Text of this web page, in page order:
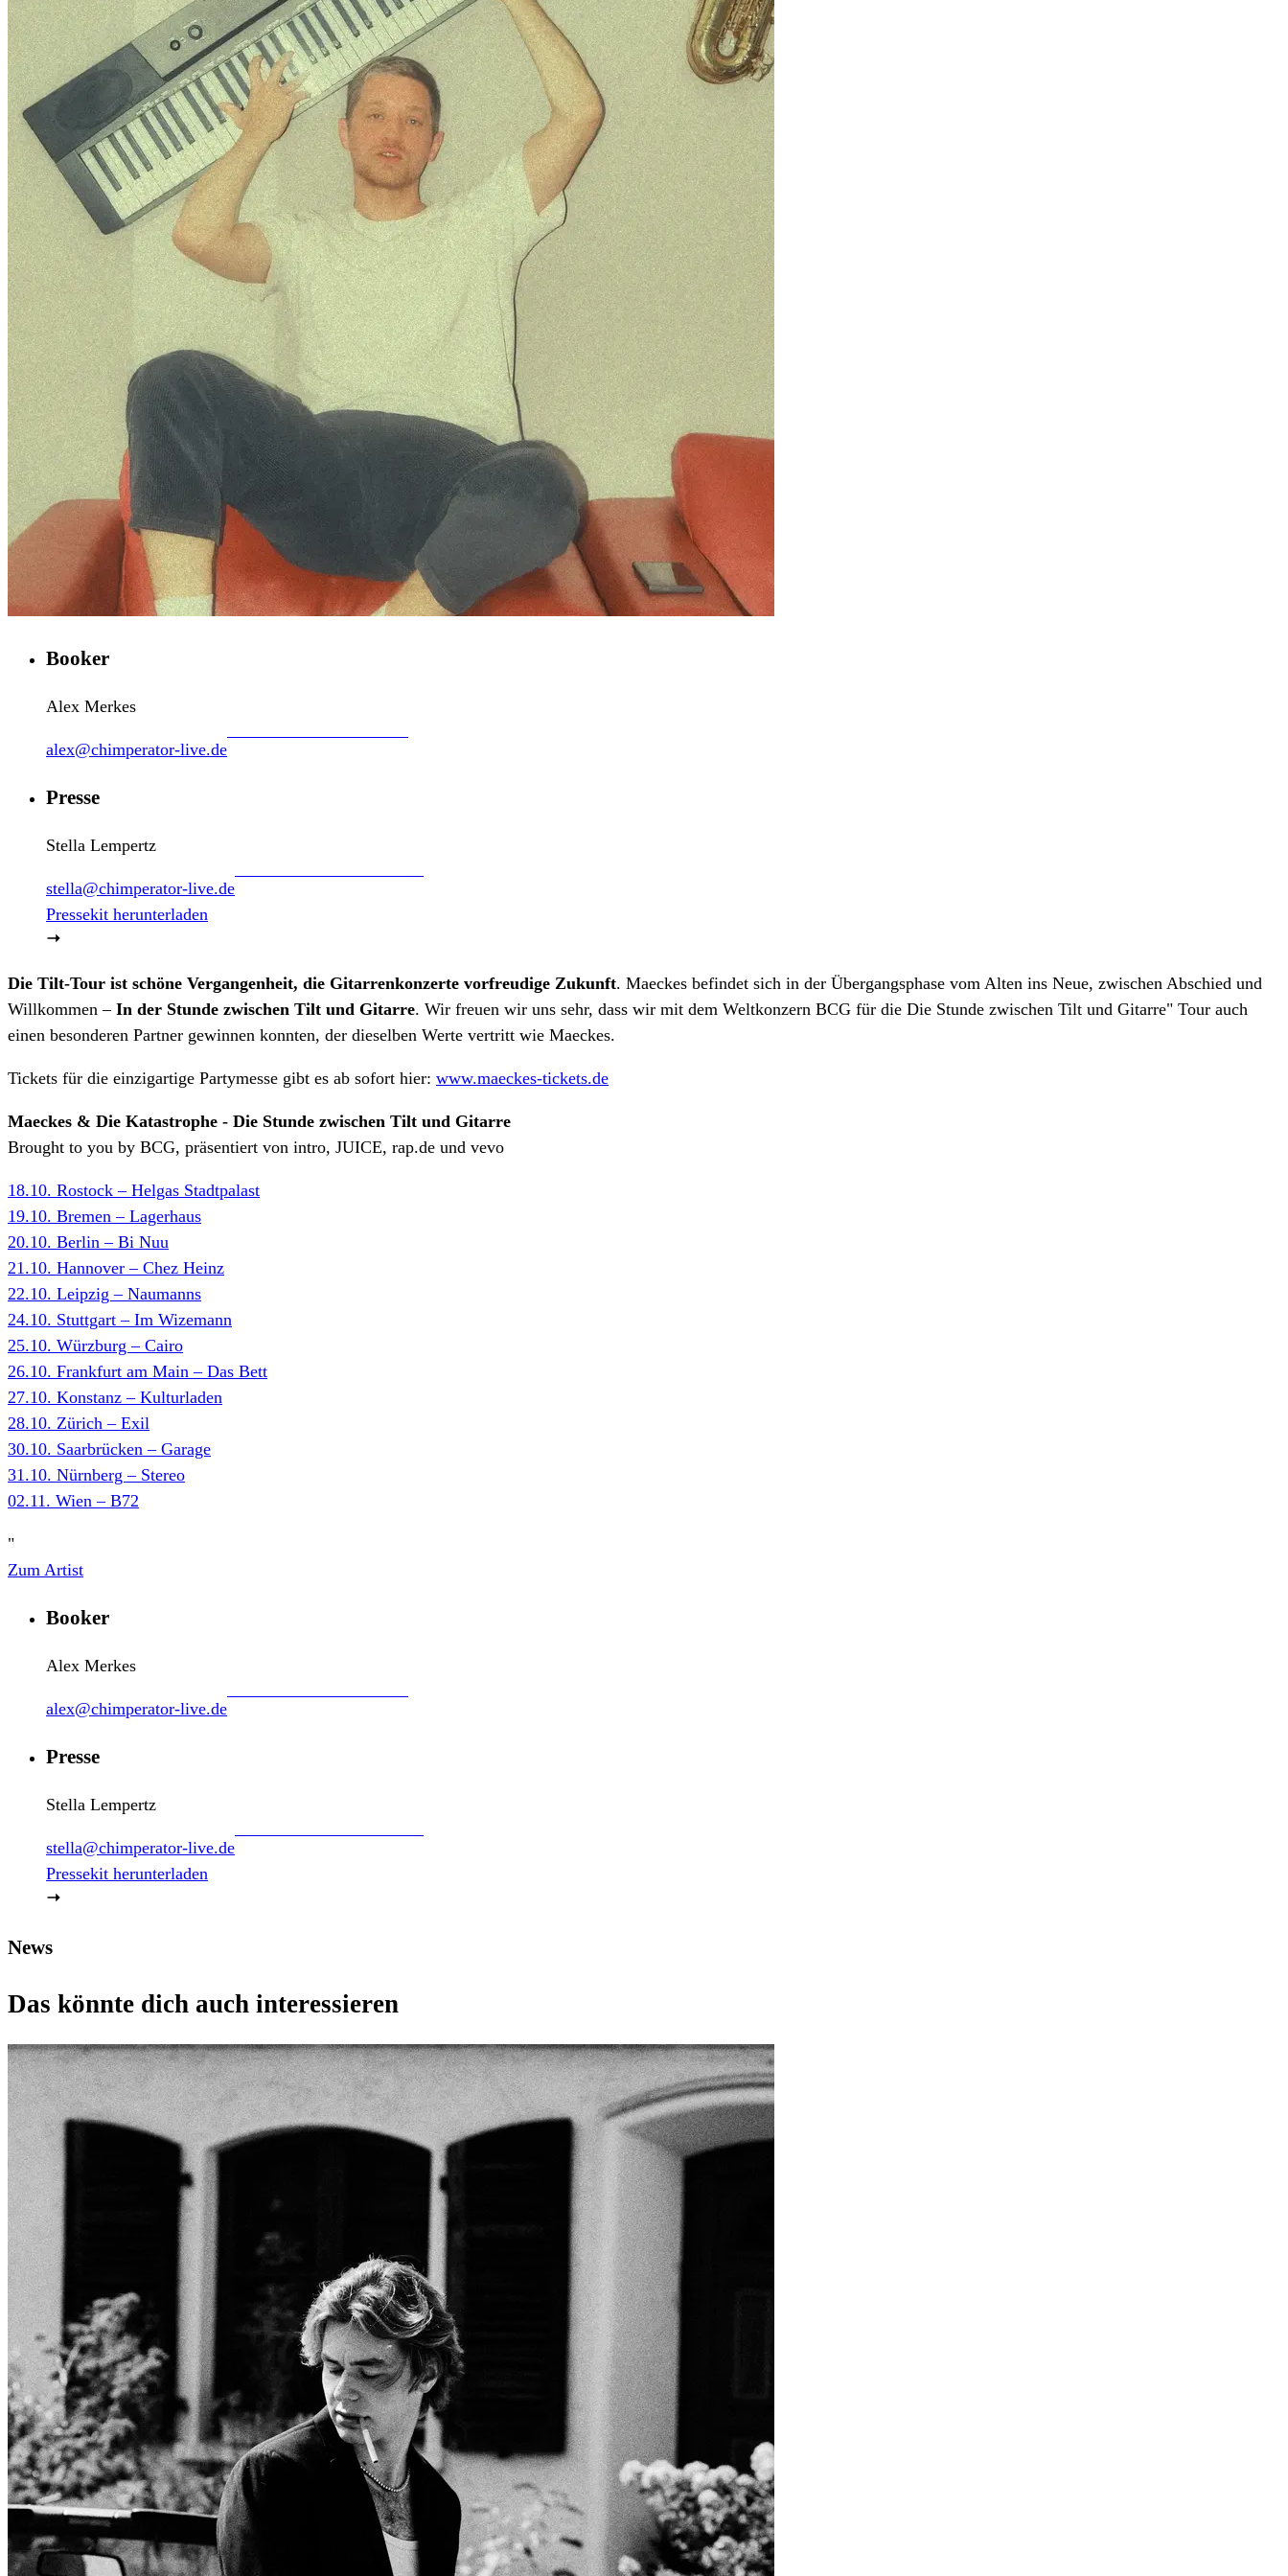
Booker
Alex Merkes
alex@chimperator-live.de
Presse
Stella Lempertz
stella@chimperator-live.de
Pressekit herunterladen
Die Tilt-Tour ist schöne Vergangenheit, die Gitarrenkonzerte vorfreudige Zukunft. Maeckes befindet sich in der Übergangsphase vom Alten ins Neue, zwischen Abschied und
Willkommen – In der Stunde zwischen Tilt und Gitarre. Wir freuen wir uns sehr, dass wir mit dem Weltkonzern BCG für die Die Stunde zwischen Tilt und Gitarre" Tour auch
einen besonderen Partner gewinnen konnten, der dieselben Werte vertritt wie Maeckes.
Tickets für die einzigartige Partymesse gibt es ab sofort hier: www.maeckes-tickets.de
Maeckes & Die Katastrophe - Die Stunde zwischen Tilt und Gitarre
Brought to you by BCG, präsentiert von intro, JUICE, rap.de und vevo
18.10. Rostock – Helgas Stadtpalast
19.10. Bremen – Lagerhaus
20.10. Berlin – Bi Nuu
21.10. Hannover – Chez Heinz
22.10. Leipzig – Naumanns
24.10. Stuttgart – Im Wizemann
25.10. Würzburg – Cairo
26.10. Frankfurt am Main – Das Bett
27.10. Konstanz – Kulturladen
28.10. Zürich – Exil
30.10. Saarbrücken – Garage
31.10. Nürnberg – Stereo
02.11. Wien – B72
"
Zum Artist
Booker
Alex Merkes
alex@chimperator-live.de
Presse
Stella Lempertz
stella@chimperator-live.de
Pressekit herunterladen
News
Das könnte dich auch interessieren